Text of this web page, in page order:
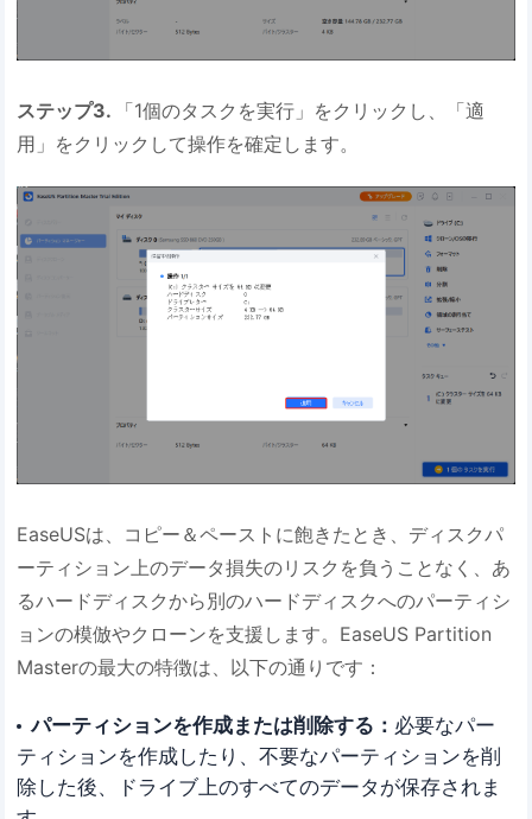
ステップ3.
「1個のタスクを実行」をクリックし、「適
用」をクリックして操作を確定します。
EaseUSは、コピー＆ペーストに飽きたとき、ディスクパ
ーティション上のデータ損失のリスクを負うことなく、あ
るハードディスクから別のハードディスクへのパーティシ
ョンの模倣やクローンを支援します。EaseUS Partition
Masterの最大の特徴は、以下の通りです：
パーティションを作成または削除する： 必要なパー
ティションを作成したり、不要なパーティションを削
除した後、ドライブ上のすべてのデータが保存されま